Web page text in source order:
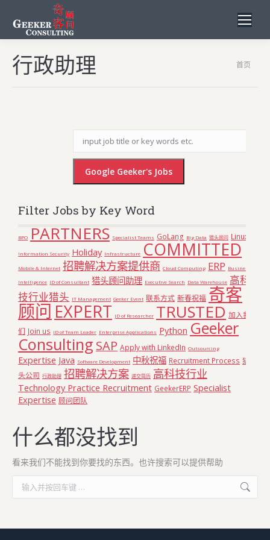
行政助理
您在这
首页
Filter Jobs by Key Word
BPO PARTNERS Specialist Teams GoLang Big Data 猎头顾问 Linux
Information Security Holiday Infrastructure COMMITTED
Mobile & Internet 招聘解决方案提供商 Cloud Computing ERP Business
Intelligence JD of Consultant 猎头顾问助理 Executive Search Data Warehouse 高科
技行业猎头 IT Management Geeker Event 联系方式 新春祝福 奇客
顾问 EXPERT JD of Researcher TRUSTED 加入我
们 Join us JD of Team Leader Enterprise Applications Python Geeker
Consulting SAP Apply with LinkedIn Outsourcing
Expertise Java Software Development 中秋祝福 Recruitment Process 猎
头公司 行政助理 招聘解决方案 递交简历 高科技行业
Technology Practice Recruitment GeekerERP Specialist
Expertise 顾问团队
什么都没找到
看来我们不能找到你要找的东西。也许搜索可以提供帮助
Search: